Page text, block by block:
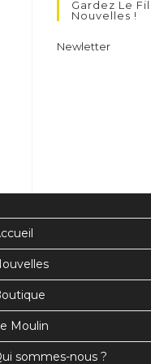
un
onglet
un
Gardez Le
Nouvelles !
Newletter
Moulin
sommes-nous ?